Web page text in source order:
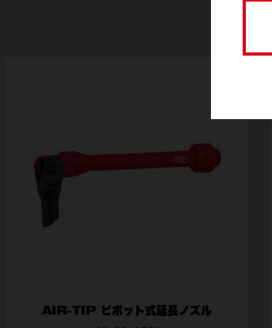
AIR-TIP ピボット式延長ノズル